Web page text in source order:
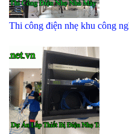
Thi công điện nhẹ khu công